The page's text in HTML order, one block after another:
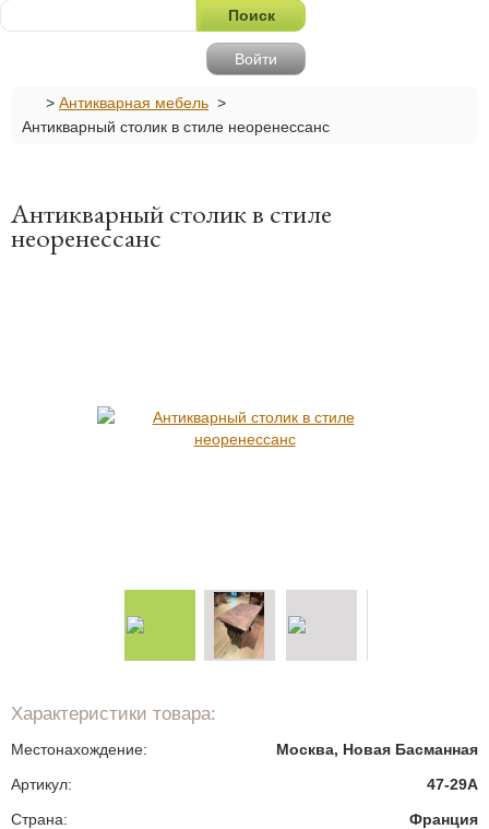
Войти
> Антикварная мебель >
Антикварный столик в стиле неоренессанс
Антикварный столик в стиле
неоренессанс
Характеристики товара:
Местонахождение:
Москва, Новая Басманная
Артикул:
47-29A
Страна:
Франция